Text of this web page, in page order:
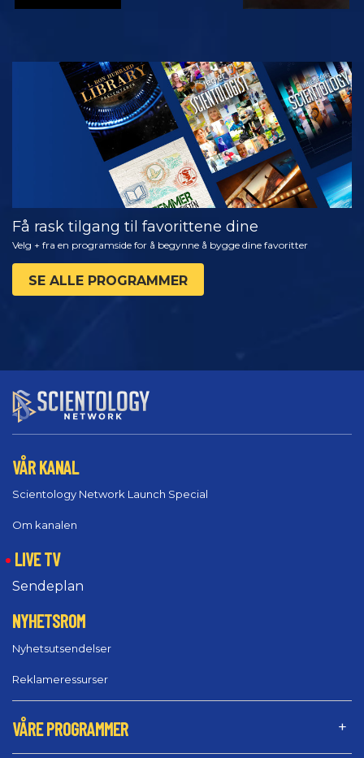
SE
UTFORSK
SERIEN
Få rask tilgang til favorittene dine
Velg + fra en programside for å begynne å bygge dine favoritter
SE ALLE PROGRAMMER
VÅR KANAL
Scientology Network Launch Special
Om kanalen
LIVE TV
Sendeplan
NYHETSROM
Nyhetsutsendelser
Reklameressurser
VÅRE PROGRAMMER